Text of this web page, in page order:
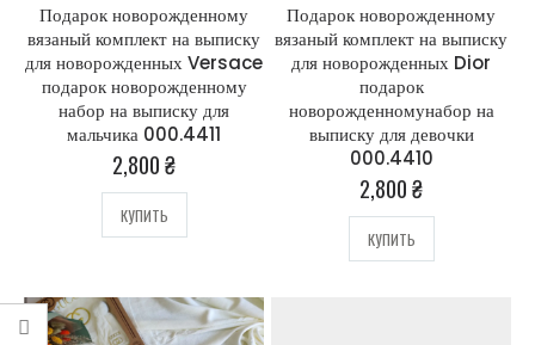
0out of 5
Подарок новорожденному
вязаный комплект на выписку
для новорожденных Versace
подарок новорожденному
набор на выписку для
мальчика 000.4411
2,800₴
КУПИТЬ
0out of 5
Подарок новорожденному
вязаный комплект на выписку
для новорожденных Dior
подарок
новорожденномунабор на
выписку для девочки
000.4410
2,800₴
КУПИТЬ
Подарок
новорожденному
вязаный комплект
Versace подарок
новорожденному
Подарок
новорожденному
вязаный комплект
на выписку для